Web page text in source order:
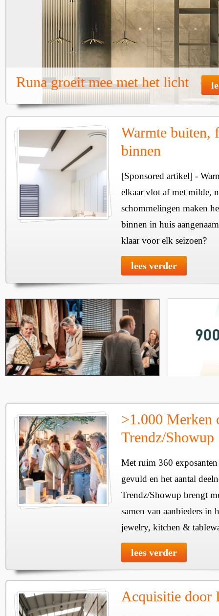
Runa groeit mee met het licht
Warmte buiten,
binnen
[Sponsored artikel] -
elkaar vlot af met milde,
schommelingen maken
binnen in huis
klaar voor elk seizoen?
lees verder
>1.000 Merken
Trendz/Showup
Met ruim 360
gevuld en het aantal
Trendz/Showup brengt
samen van aanbieders in
jewelry, kitchen &
lees verder
Acquisitie door